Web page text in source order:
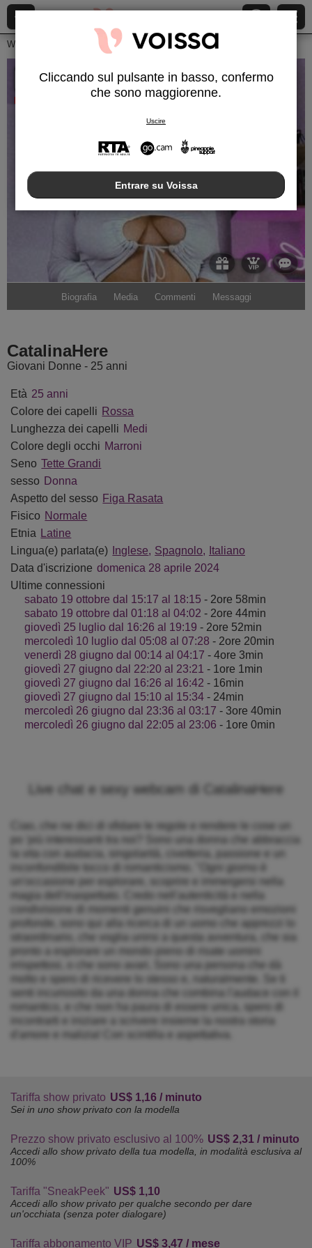
Webcam Live Giovani Donne Catalinahere
CatalinaHere
Disconnesso
Biografia Media Commenti Messaggi
CatalinaHere
Giovani Donne - 25 anni
Età 25 anni
Colore dei capelli Rossa
Lunghezza dei capelli Medi
Colore degli occhi Marroni
Seno Tette Grandi
sesso Donna
Aspetto del sesso Figa Rasata
Fisico Normale
Etnia Latine
Lingua(e) parlata(e)
Inglese Spagnolo
Italiano
Data d'iscrizione domenica 28 aprile 2024
Ultime connessioni
sabato 19 ottobre dal 15:17 al 18:15 - 2ore 58min
sabato 19 ottobre dal 01:18 al 04:02 - 2ore 44min
giovedì 25 luglio dal 16:26 al 19:19 - 2ore 52min
mercoledì 10 luglio dal 05:08 al 07:28 - 2ore 20min
venerdì 28 giugno dal 00:14 al 04:17 - 4ore 3min
giovedì 27 giugno dal 22:20 al 23:21 - 1ore 1min
giovedì 27 giugno dal 16:26 al 16:42 - 16min
giovedì 27 giugno dal 15:10 al 15:34 - 24min
mercoledì 26 giugno dal 23:36 al 03:17 - 3ore 40min
mercoledì 26 giugno dal 22:05 al 23:06 - 1ore 0min
Live chat e sexy webcam di CatalinaHere
Ciao, che ne dici di sfidare le regole e rendere le cose un
po 'più interessanti tra noi? Sono una donna che abbraccia
la vita con audacia, singolarità, civetteria, passione e un
inconfondibile tocco di romanticismo. "Ogni giorno è
un'occasione per esplorare, scoprire e immergersi nella
magia dell'inaspettato. Credo nell'autenticità e nella
condivisione di momenti genuini che risvegliano emozioni
profonde, sono qui alla ricerca di un uomo che apprezzi lo
straordinario, che voglia unirsi a questa avventura, che sia
pronto a esplorare un mondo pieno di risate uomini
irrispettosi, o che sono avari, Sono una persona che dà
molto e spero di ricevere lo stesso e, naturalmente. Se ti
senti incuriosito da una donna che combina l'audace con il
romantico, e che non ha paura di essere unica, spero di
incontrarti e iniziare a scrivere insieme la nostra storia
d'amore e malizia! Con scintilla e aspettativa.
Tariffa show privato US$ 1,16 / minuto
Sei in uno show privato con la modella
Prezzo show privato esclusivo al 100% US$ 2,31 / minuto
Accedi allo show privato della tua modella, in modalità esclusiva al
100%
Tariffa "SneakPeek" US$ 1,10
Accedi allo show privato per qualche secondo per dare
un'occhiata (senza poter dialogare)
Tariffa abbonamento VIP US$ 3,47 / mese
Cliccando sul pulsante in basso, confermo
che sono maggiorenne.
Uscire
Entrare su Voissa